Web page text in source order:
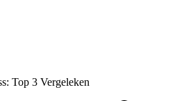
Top 3 Vergeleken